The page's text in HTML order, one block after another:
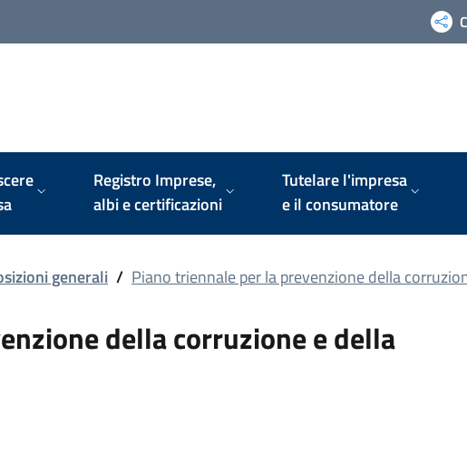
Registro Imprese,
albi e certificazioni
Tutelare l'impresa
e il consumatore
generali / Piano triennale per la prevenzione della
della corruzione e della